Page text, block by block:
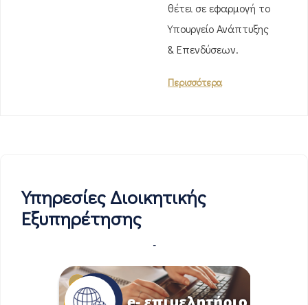
θέτει σε εφαρμογή το
Υπουργείο Ανάπτυξης
& Επενδύσεων.
Περισσότερα
Υπηρεσίες Διοικητικής
Εξυπηρέτησης
-